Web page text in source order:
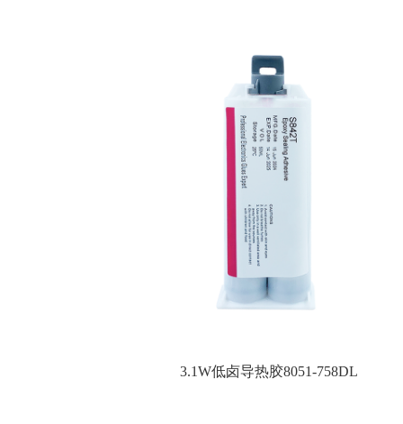
3.1W低卤导热胶8051-758DL